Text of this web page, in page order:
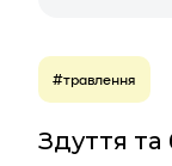
#травлення
Здуття та